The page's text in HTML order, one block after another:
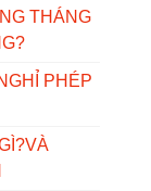
THÁNG
PHÉP